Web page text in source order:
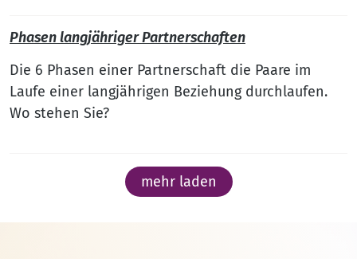
Phasen langjähriger Partnerschaften
Die 6 Phasen einer Partnerschaft die Paare im
Laufe einer langjährigen Beziehung durchlaufen.
Wo stehen Sie?
mehr laden